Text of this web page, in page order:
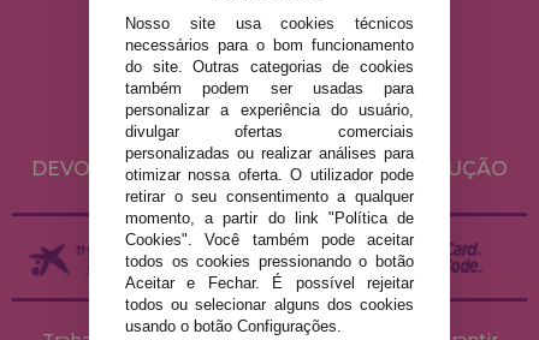
AVISO LEGAL
POLÍTICA DE PRIVACIDADE
POLÍTICA DE COOKIES
ENVIO E DEVOLUÇÕES
DEVOLUÇÕES / DIREITO DE LIVRE RESOLUÇÃO
Nosso site usa cookies técnicos
necessários para o bom funcionamento
do site. Outras categorias de cookies
também podem ser usadas para
personalizar a experiência do usuário,
divulgar ofertas comerciais
personalizadas ou realizar análises para
otimizar nossa oferta. O utilizador pode
retirar o seu consentimento a qualquer
momento, a partir do link "Política de
Cookies". Você também pode aceitar
todos os cookies pressionando o botão
Aceitar e Fechar. É possível rejeitar
todos ou selecionar alguns dos cookies
usando o botão Configurações.